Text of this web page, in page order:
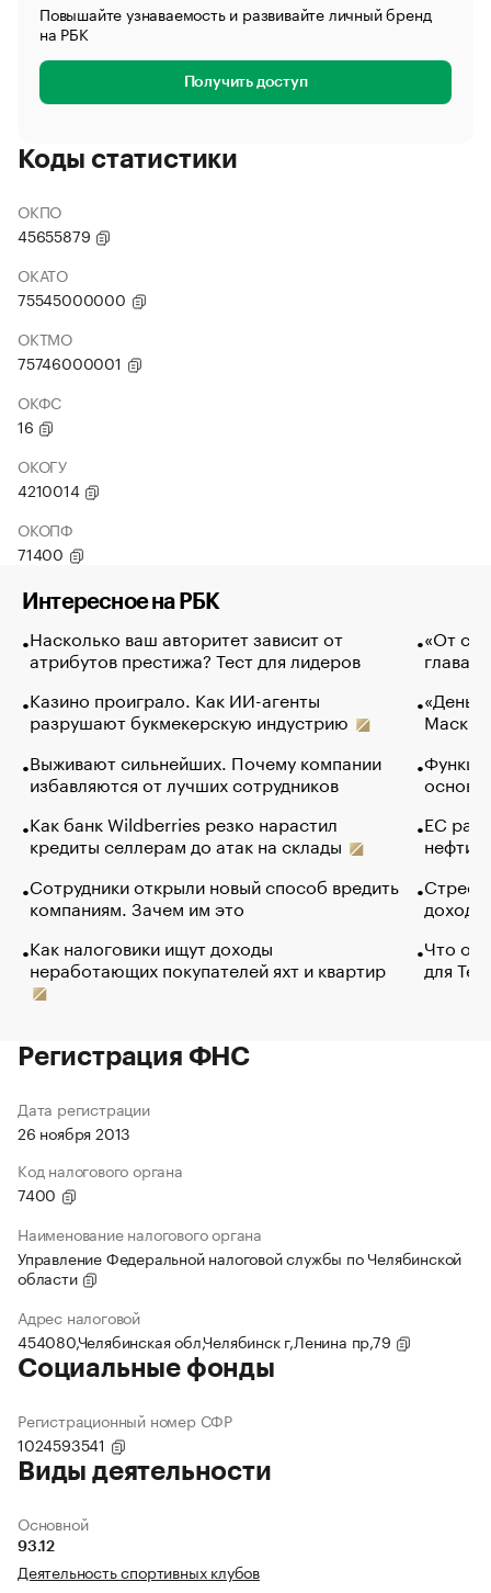
Повышайте узнаваемость и развивайте личный бренд
на РБК
Получить доступ
Коды статистики
ОКПО
45655879
ОКАТО
75545000000
ОКТМО
75746000001
ОКФС
16
ОКОГУ
4210014
ОКОПФ
71400
Интересное на РБК
Насколько ваш авторитет зависит от
атрибутов престижа? Тест для лидеров
Казино проиграло. Как ИИ-агенты
разрушают букмекерскую индустрию
Выживают сильнейших. Почему компании
избавляются от лучших сотрудников
Как банк Wildberries резко нарастил
кредиты селлерам до атак на склады
Сотрудники открыли новый способ вредить
компаниям. Зачем им это
Как налоговики ищут доходы
неработающих покупателей яхт и квартир
«От
глава
Маск в
основ
ЕС
нефти
Что
для
Регистрация ФНС
Дата регистрации
26 ноября 2013
Код налогового органа
7400
Наименование налогового органа
Управление Федеральной налоговой службы по Челябинской
области
Адрес налоговой
454080,Челябинская обл,Челябинск г,Ленина пр,79
Социальные фонды
Регистрационный номер СФР
1024593541
Виды деятельности
Основной
93.12
Деятельность спортивных клубов